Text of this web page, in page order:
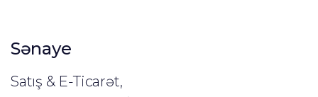
Sənaye
Satış & E-Ticarət,